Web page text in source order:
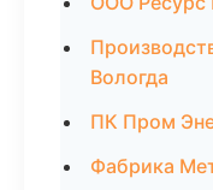
Вологда
ПК Пром
Фабрика